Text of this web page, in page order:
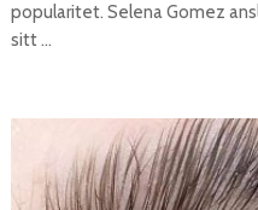
popularitet. Selena Gomez
sitt …